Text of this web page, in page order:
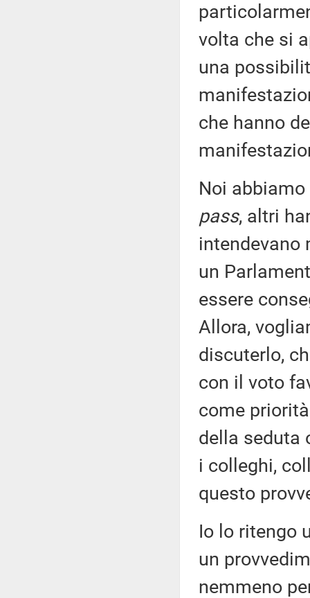
volta che si
una
che hanno
Noi
pass, altri
intendevano
un
essere
Allora,
discuterlo,
con il voto
come
della seduta
i colleghi,
questo
Io lo ritengo
un
nemmeno